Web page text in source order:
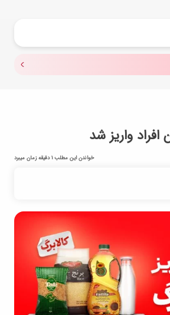
افراد واریز شد
خواندن این مطلب 1 دقیقه زمان میبرد